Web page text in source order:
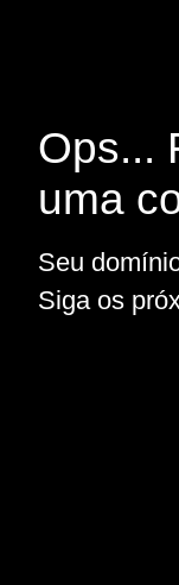
Ops...
uma
Seu
Siga os